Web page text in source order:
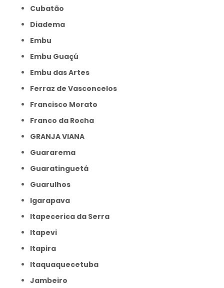
Cubatão
Diadema
Embu
Embu Guaçú
Embu das Artes
Ferraz de Vasconcelos
Francisco Morato
Franco da Rocha
GRANJA VIANA
Guararema
Guaratinguetá
Guarulhos
Igarapava
Itapecerica da Serra
Itapevi
Itapira
Itaquaquecetuba
Jambeiro